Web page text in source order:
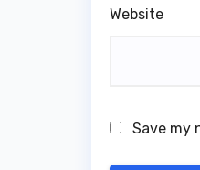
Website
Save my